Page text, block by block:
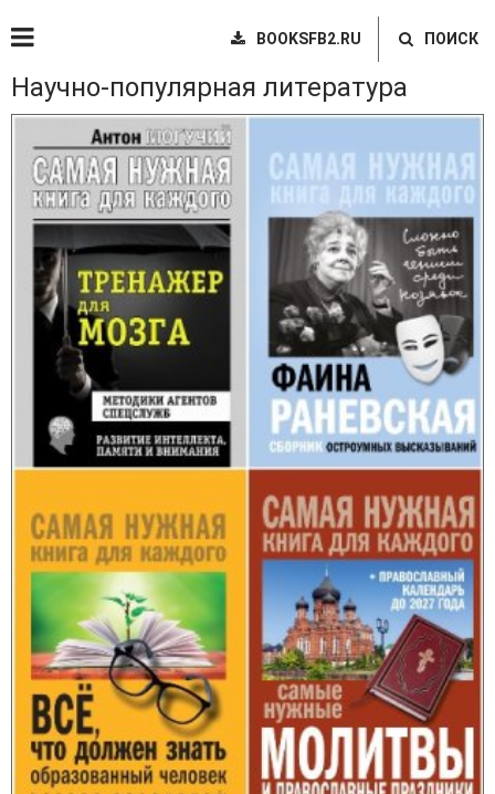
BOOKSFB2.RU ПОИСК
Научно-популярная литература